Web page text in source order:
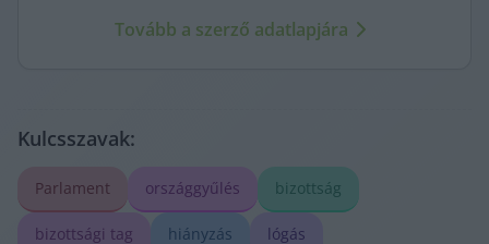
Tovább a szerző adatlapjára
Kulcsszavak:
Parlament országgyűlés bizottság
bizottsági tag hiányzás lógás